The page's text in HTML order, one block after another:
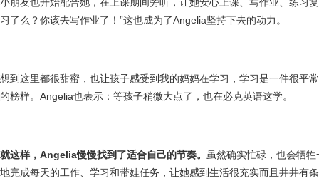
小朋友也开始配合她，在上课期间旁听，让她安心上课、写作业、练习
习了么？你该去写作业了！”这也成为了Angelia坚持下去的动力。
想到这里都很甜蜜，也让孩子感受到我的妈妈在学习，学习是一件很平
的榜样。Angelia也表示：等孩子稍微大点了，也在必克英语这学。
就这样，Angelia慢慢找到了适合自己的节奏。 虽然确实忙碌，也会牺
地完成每天的工作、学习和带娃任务，让她感到生活很充实而且井井有